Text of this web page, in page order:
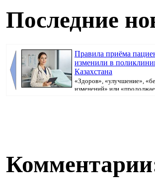
Последние
Правила приёма
изменили в
Казахстана
«Здоров», «улучшение»,
изменений» или